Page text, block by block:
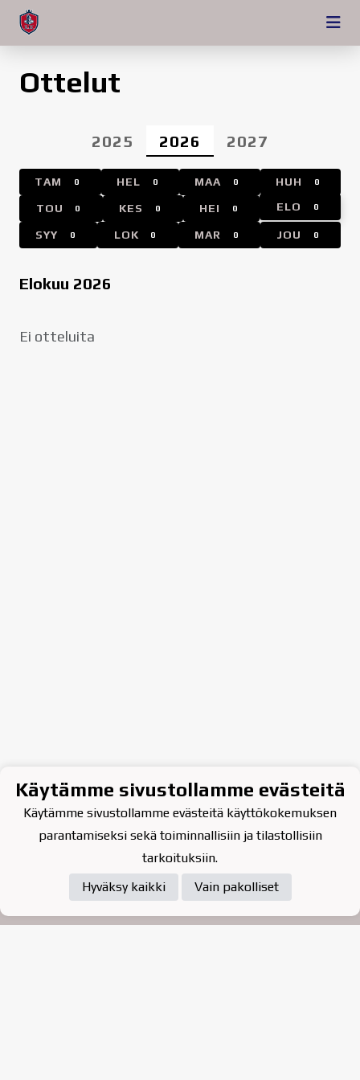
Ottelut
2025 2026 2027
TAM 0 HEL 0 MAA 0 HUH 0
TOU 0 KES 0 HEI 0 ELO 0
SYY 0 LOK 0 MAR 0 JOU 0
Elokuu 2026
Ei otteluita
Tietosuojaseloste
Käytämme sivustollamme evästeitä
Käytämme sivustollamme evästeitä käyttökokemuksen
parantamiseksi sekä toiminnallisiin ja tilastollisiin
tarkoituksiin.
Hyväksy kaikki
Vain pakolliset